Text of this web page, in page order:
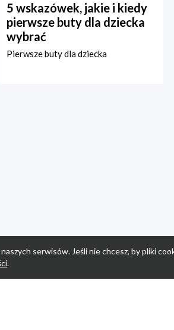
5 wskazówek, jakie i kiedy
pierwsze buty dla dziecka
wybrać
Pierwsze buty dla dziecka
serwisów. Jeśli nie chcesz, by pliki
.